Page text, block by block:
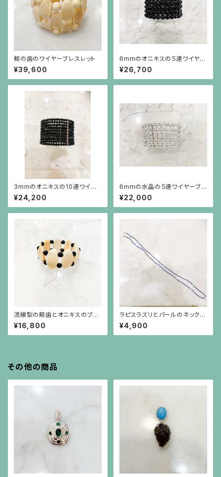
鯨の歯のワイヤーブレスレット
¥39,600
6mmのオニキスの５連ワイヤー
ブレスレット
¥26,700
3mmのオニキスの10連ワイヤ
ーブレスレット
¥24,200
6mmの水晶の５連ワイヤーブレ
スレット
¥22,000
流線型の鯨歯とオニキスのブレ
スレット
¥16,800
ラピスラズリとパールのネックレ
ス兼マスクストラップ
¥4,900
その他の商品